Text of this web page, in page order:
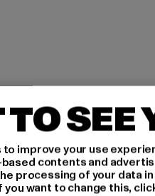
SEE
improve your use
contents and
processing of your data
want to change this,